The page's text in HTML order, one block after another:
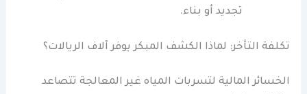
تجديد أو بناء.
تكلفة التأخر: لماذا الكشف المبكر يوفر آلاف الريالات؟
الخسائر المالية لتسربات المياه غير المعالجة تتصاعد